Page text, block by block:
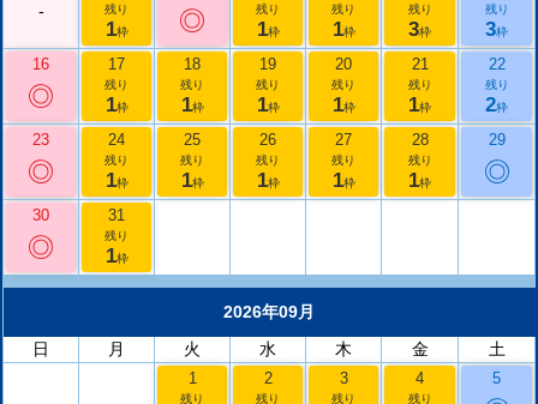
-
残り
1枠 ◎ 残り
1枠
残り
1枠
残り
3枠
残り
3枠
16
◎
17
残り
1枠
18
残り
1枠
19
残り
1枠
20
残り
1枠
21
残り
1枠
22
残り
2枠
23
◎
24
残り
1枠
25
残り
1枠
26
残り
1枠
27
残り
1枠
28
残り
1枠
29
◎
30
◎
31
残り
1枠
2026年09月
日
月 火 水 木 金 土
1
残り
2
残り
3
残り
4
残り
5